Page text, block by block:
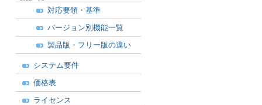
対応要領・基準
バージョン別機能一覧
製品版・フリー版の違い
システム要件
価格表
ライセンス